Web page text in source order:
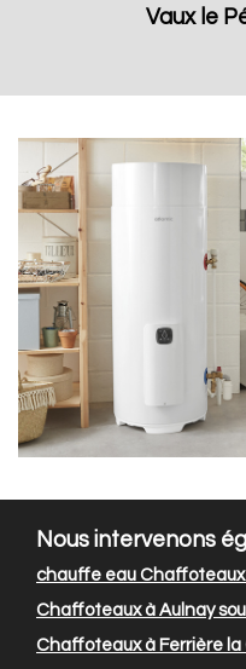
Vaux le
Nous intervenons
chauffe eau Chaffoteaux
Chaffoteaux à Aulnay
Chaffoteaux à Ferrière la